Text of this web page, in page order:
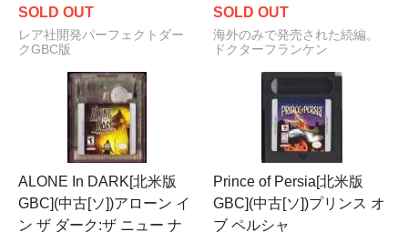
SOLD OUT
レア社開発パーフェクトダー
クGBC版
SOLD OUT
海外のみで発売された続編。
ドクターフランケン
ALONE In DARK[北米版
GBC](中古[ソ])アローン イ
ン ザ ダーク:ザ ニュー ナ
Prince of Persia[北米版
GBC](中古[ソ])プリンス オ
ブ ペルシャ